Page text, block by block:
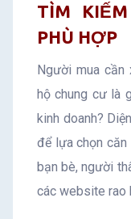
TÌM
PHÙ HỢP
Người mua
hộ chung cư là
kinh doanh?
để lựa chọn căn
bạn bè, người
các website rao